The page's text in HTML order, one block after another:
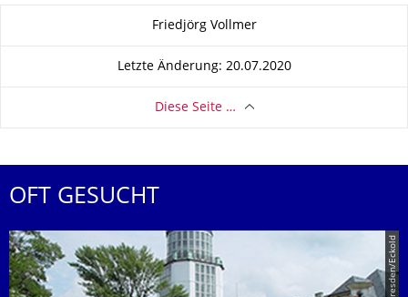
Friedjörg Vollmer
Letzte Änderung: 20.07.2020
Diese Seite …
OFT GESUCHT